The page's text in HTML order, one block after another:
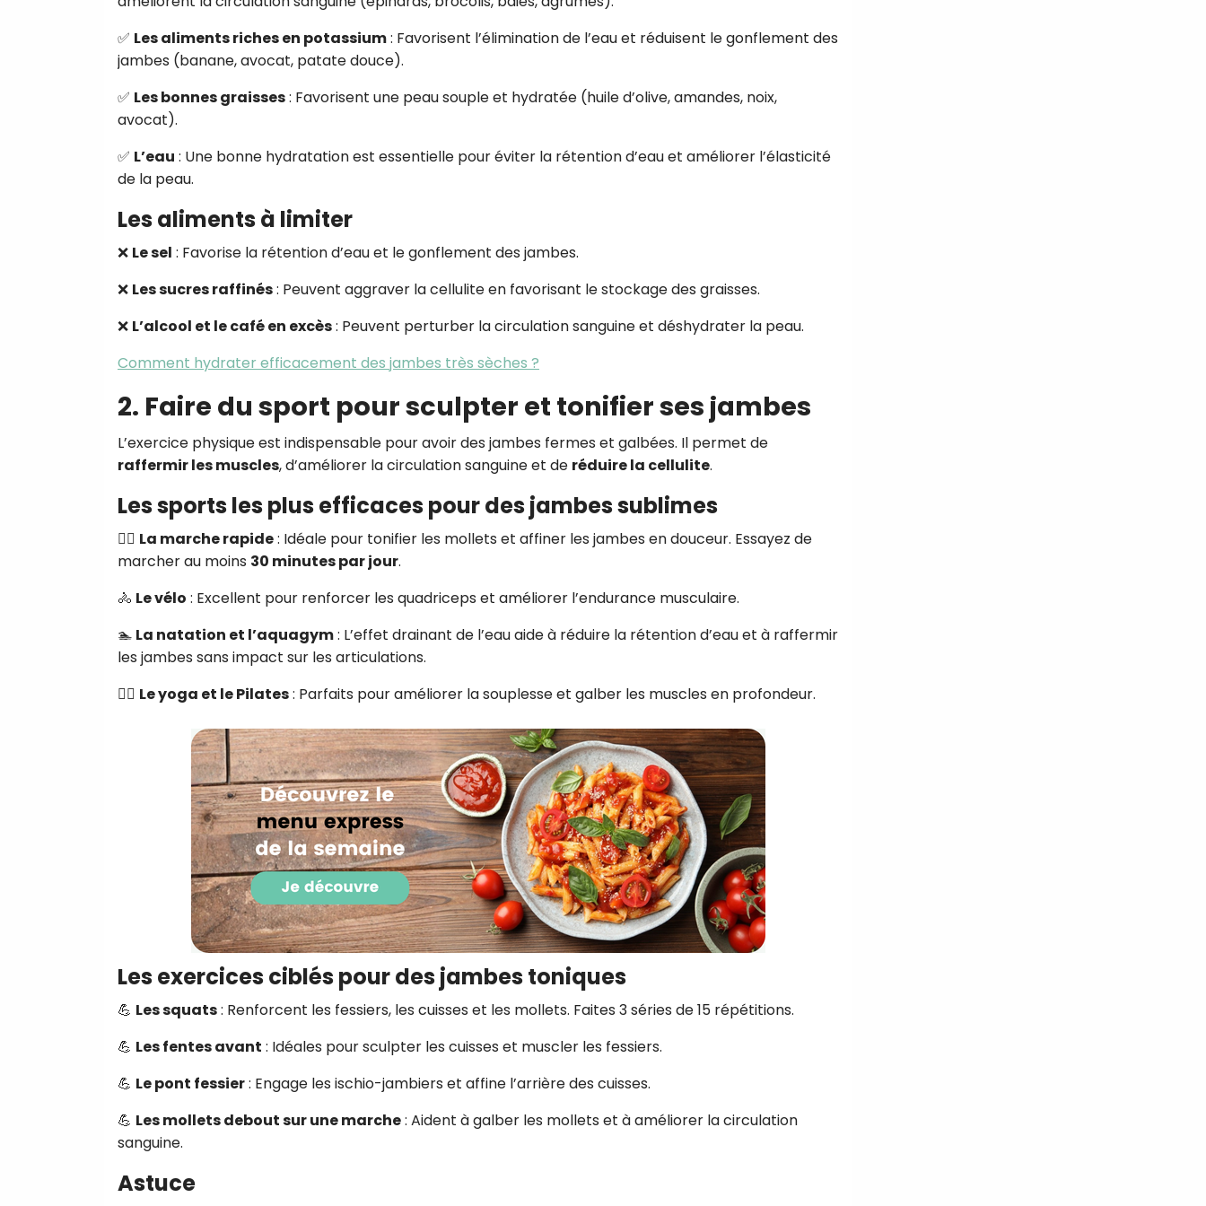
✅ Les aliments riches en potassium: Favorisent l’élimination de l’eau et réduisent le gonflement des
jambes (banane, avocat, patate douce).
✅ Les bonnes graisses: Favorisent une peau souple et hydratée (huile d’olive, amandes, noix,
avocat).
✅ L’eau : Une bonne hydratation est essentielle pour éviter la rétention d’eau et améliorer l’élasticité
de la peau.
Les aliments à limiter
❌ Le sel : Favorise la rétention d’eau et le gonflement des jambes.
❌ Les sucres raffinés: Peuvent aggraver la cellulite en favorisant le stockage des graisses.
❌ L’alcool et le café en excès: Peuvent perturber la circulation sanguine et déshydrater la peau.
Comment hydrater efficacement des jambes très sèches ?
2. Faire du sport pour sculpter et tonifier ses jambes
L’exercice physique est indispensable pour avoir des jambes fermes et galbées. Il permet de
raffermir les muscles, d’améliorer la circulation sanguine et de réduire la cellulite.
Les sports les plus efficaces pour des jambes sublimes
🏃‍♀️ La marche rapide: Idéale pour tonifier les mollets et affiner les jambes en douceur. Essayez de
marcher au moins 30 minutes par jour.
🚴 Le vélo : Excellent pour renforcer les quadriceps et améliorer l’endurance musculaire.
🏊 La natation et l’aquagym: L’effet drainant de l’eau aide à réduire la rétention d’eau et à raffermir
les jambes sans impact sur les articulations.
🧘‍♀️ Le yoga et le Pilates: Parfaits pour améliorer la souplesse et galber les muscles en profondeur.
Les exercices ciblés pour des jambes toniques
💪 Les squats: Renforcent les fessiers, les cuisses et les mollets. Faites 3 séries de 15 répétitions.
💪 Les fentes avant : Idéales pour sculpter les cuisses et muscler les fessiers.
💪 Le pont fessier: Engage les ischio-jambiers et affine l’arrière des cuisses.
💪 Les mollets debout sur une marche: Aident à galber les mollets et à améliorer la circulation
sanguine.
Astuce